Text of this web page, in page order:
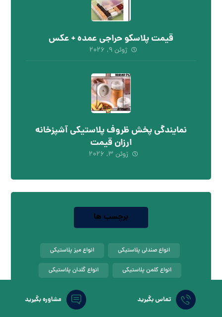
قیمت پلاسکو حراجی عمده + عکس
ژوئن ۹, ۲۰۲۶
نمایندگی پخش ظروف پلاستیکی آشپزخانه
ارزان قیمت
ژوئن ۳, ۲۰۲۶
برچسب ها
انواع صندلی پلاستیکی انواع میز پلاستیکی
انواع کلمن پلاستیکی انواع گلدان پلاستیکی
تولید صندلی پلاستیکی
خرید صندلی پلاستیکی
تماس بگیرید مشاوره بگیرید